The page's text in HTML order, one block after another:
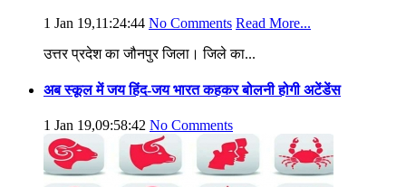
1 Jan 19,11:24:44 No Comments Read More...
उत्तर प्रदेश का जौनपुर जिला। जिले का...
अब स्कूल में जय हिंद-जय भारत कहकर बोलनी होगी अटेंडेंस
1 Jan 19,09:58:42 No Comments